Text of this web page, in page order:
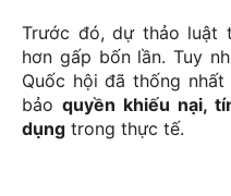
Trước đó, dự thảo luật
hơn gấp bốn lần. Tuy
Quốc hội đã thống nhất
bảoquyền khiếu nại,
dụng trong thực tế.